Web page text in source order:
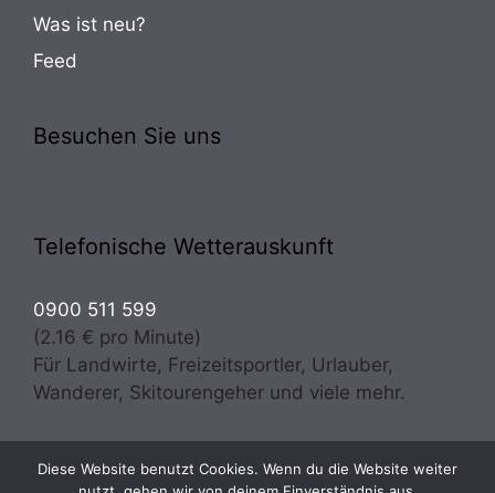
Was ist neu?
Feed
Besuchen Sie uns
Telefonische Wetterauskunft
0900 511 599
(2.16 € pro Minute)
Für Landwirte, Freizeitsportler, Urlauber,
Wanderer, Skitourengeher und viele mehr.
Copyright © 2026 · Wetter Osttirol | meteo experts
Diese Website benutzt Cookies. Wenn du die Website weiter